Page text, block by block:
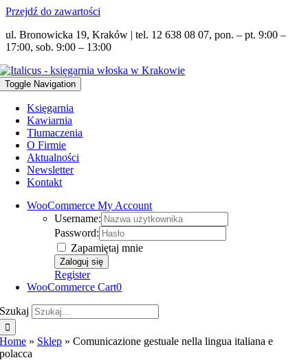
Przejdź do zawartości
ul. Bronowicka 19, Kraków | tel. 12 638 08 07, pon. – pt. 9:00 –
17:00, sob. 9:00 – 13:00
Toggle Navigation
Księgarnia
Kawiarnia
Tłumaczenia
O Firmie
Aktualności
Newsletter
Kontakt
WooCommerce My Account
Username:
Password:
Zapamiętaj mnie
Register
WooCommerce Cart0
Szukaj
Home » Sklep »Comunicazione gestuale nella lingua italiana e
polacca